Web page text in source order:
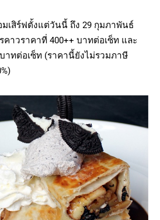
มเสิร์ฟตั้งแต่วันนี้ ถึง 29 กุมภาพันธ์
คาวราคาที่ 400++ บาทต่อเซ็ท และ
าทต่อเซ็ท (ราคานี้ยังไม่รวมภาษี